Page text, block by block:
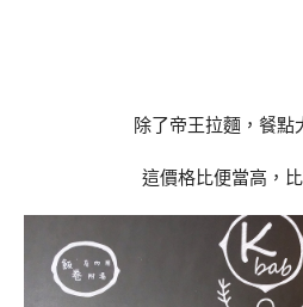
除了帝王拉麵，餐點
這價格比便當高，